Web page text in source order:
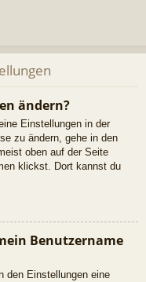
ändern?
Einstellungen in der
zu ändern, gehe in den
oben auf der Seite
klickst. Dort kannst du
Benutzername
den Einstellungen eine